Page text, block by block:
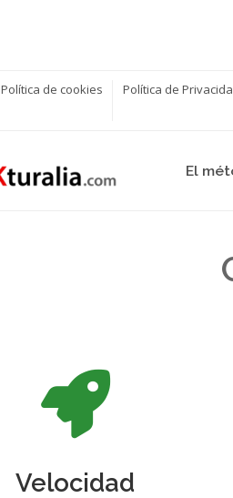
Política de cookies Política de
El
Velocidad